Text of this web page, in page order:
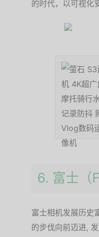
的时代，以可视化
6. 富士（
富士相机发展历史
的步伐向前迈进,